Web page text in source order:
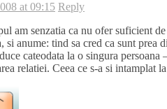
at 09:15 Reply
am senzatia ca nu ofer suficient
si anume: tind sa cred ca sunt prea
cateodata la o singura
relatiei. Ceea ce s-a si intamplat